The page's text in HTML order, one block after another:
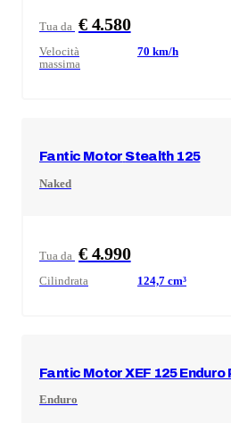
Tua da € 4.580
Velocità
massima
70 km/h
Fantic Motor Stealth 125
Naked
Tua da € 4.990
Cilindrata 124,7 cm³
Fantic MotorXEF 125
Enduro